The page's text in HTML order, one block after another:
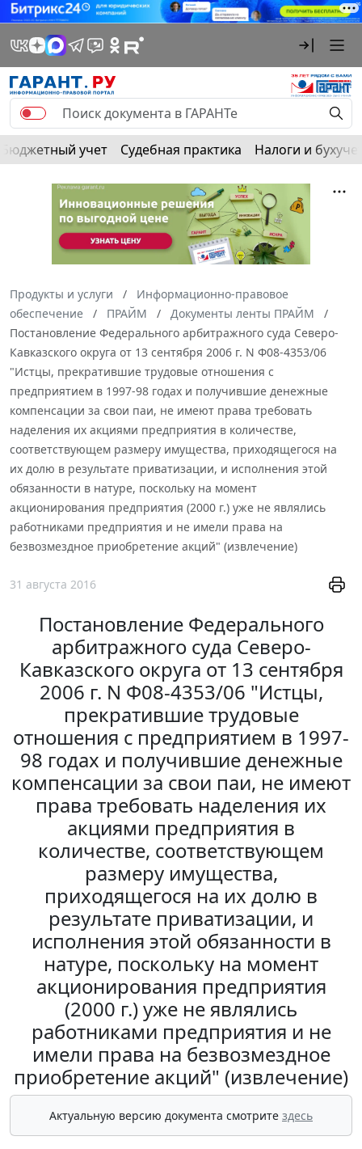
Бюджетный учет Судебная практика Налоги и
Продукты и услуги
Информационно-правовое
обеспечение
ПРАЙМ
Документы ленты ПРАЙМ
Постановление Федерального арбитражного суда Северо-
Кавказского округа от 13 сентября 2006 г. N Ф08-4353/06
"Истцы, прекратившие трудовые отношения с
предприятием в 1997-98 годах и получившие денежные
компенсации за свои паи, не имеют права требовать
наделения их акциями предприятия в количестве,
соответствующем размеру имущества, приходящегося на
их долю в результате приватизации, и исполнения этой
обязанности в натуре, поскольку на момент
акционирования предприятия (2000 г.) уже не являлись
работниками предприятия и не имели права на
безвозмездное приобретение акций" (извлечение)
31 августа 2016
Постановление Федерального
арбитражного суда Северо-
Кавказского округа от 13 сентября
2006 г. N Ф08-4353/06 "Истцы,
прекратившие трудовые
отношения с предприятием в 1997-
98 годах и получившие денежные
компенсации за свои паи, не имеют
права требовать наделения их
акциями предприятия в
количестве, соответствующем
размеру имущества,
приходящегося на их долю в
результате приватизации, и
исполнения этой обязанности в
натуре, поскольку на момент
акционирования предприятия
(2000 г.) уже не являлись
работниками предприятия и не
имели права на безвозмездное
приобретение акций" (извлечение)
Актуальную версию документа смотрите здесь